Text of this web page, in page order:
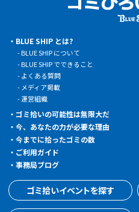
BLUE SHIP とは?
BLUE SHIP について
BLUE SHIP でできること
よくある質問
メディア掲載
運営組織
ゴミ拾いの可能性は無限大だ
今、あなたの力が必要な理由
今までに拾ったゴミの数
ご利用ガイド
事務局ブログ
ゴミ拾いイベントを探す